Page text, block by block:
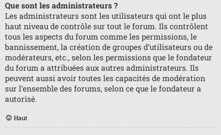
Que sont les administrateurs ?
Les administrateurs sont les utilisateurs qui ont le plus
haut niveau de contrôle sur tout le forum. Ils contrôlent
tous les aspects du forum comme les permissions, le
bannissement, la création de groupes d’utilisateurs ou de
modérateurs, etc., selon les permissions que le fondateur
du forum a attribuées aux autres administrateurs. Ils
peuvent aussi avoir toutes les capacités de modération
sur l’ensemble des forums, selon ce que le fondateur a
autorisé.
Haut